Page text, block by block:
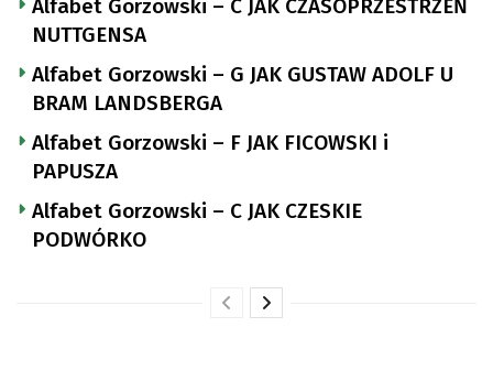
Alfabet Gorzowski – C JAK CZASOPRZESTRZEŃ
NUTTGENSA
Alfabet Gorzowski – G JAK GUSTAW ADOLF U
BRAM LANDSBERGA
Alfabet Gorzowski – F JAK FICOWSKI i
PAPUSZA
Alfabet Gorzowski – C JAK CZESKIE
PODWÓRKO